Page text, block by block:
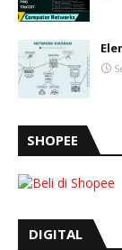
SHOPEE
DIGITAL